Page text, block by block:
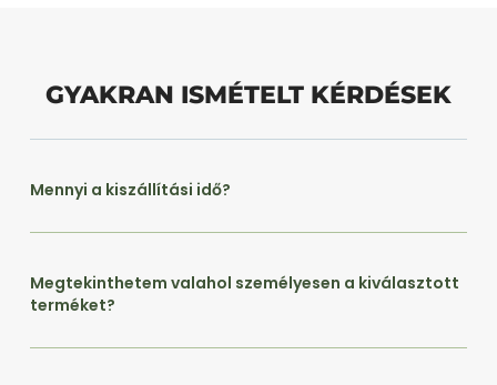
GYAKRAN ISMÉTELT KÉRDÉSEK
Mennyi a kiszállítási idő?
Megtekinthetem valahol személyesen a kiválasztott
terméket?